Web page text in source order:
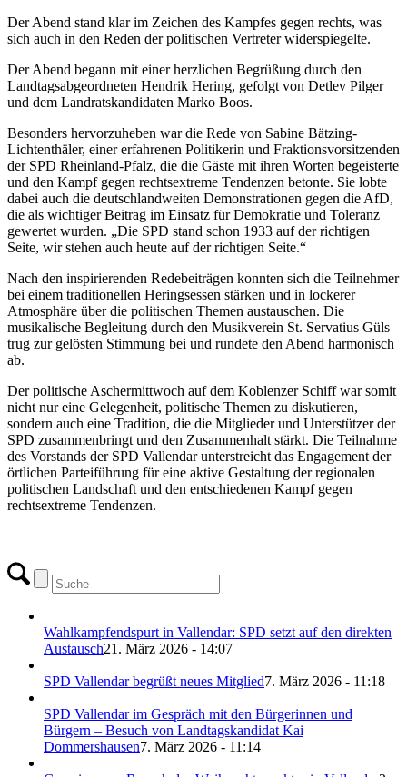
Der Abend stand klar im Zeichen des Kampfes gegen rechts, was
sich auch in den Reden der politischen Vertreter widerspiegelte.
Der Abend begann mit einer herzlichen Begrüßung durch den
Landtagsabgeordneten Hendrik Hering, gefolgt von Detlev Pilger
und dem Landratskandidaten Marko Boos.
Besonders hervorzuheben war die Rede von Sabine Bätzing-
Lichtenthäler, einer erfahrenen Politikerin und Fraktionsvorsitzenden
der SPD Rheinland-Pfalz, die die Gäste mit ihren Worten begeisterte
und den Kampf gegen rechtsextreme Tendenzen betonte. Sie lobte
dabei auch die deutschlandweiten Demonstrationen gegen die AfD,
die als wichtiger Beitrag im Einsatz für Demokratie und Toleranz
gewertet wurden. „Die SPD stand schon 1933 auf der richtigen
Seite, wir stehen auch heute auf der richtigen Seite.“
Nach den inspirierenden Redebeiträgen konnten sich die Teilnehmer
bei einem traditionellen Heringsessen stärken und in lockerer
Atmosphäre über die politischen Themen austauschen. Die
musikalische Begleitung durch den Musikverein St. Servatius Güls
trug zur gelösten Stimmung bei und rundete den Abend harmonisch
ab.
Der politische Aschermittwoch auf dem Koblenzer Schiff war somit
nicht nur eine Gelegenheit, politische Themen zu diskutieren,
sondern auch eine Tradition, die die Mitglieder und Unterstützer der
SPD zusammenbringt und den Zusammenhalt stärkt. Die Teilnahme
des Vorstands der SPD Vallendar unterstreicht das Engagement der
örtlichen Parteiführung für eine aktive Gestaltung der regionalen
politischen Landschaft und den entschiedenen Kampf gegen
rechtsextreme Tendenzen.
Wahlkampfendspurt in Vallendar: SPD setzt auf den direkten
Austausch21. März 2026 - 14:07
SPD Vallendar begrüßt neues Mitglied7. März 2026 - 11:18
SPD Vallendar im Gespräch mit den Bürgerinnen und
Bürgern – Besuch von Landtagskandidat Kai
Dommershausen7. März 2026 - 11:14